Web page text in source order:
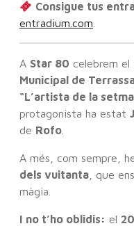
Consigue tus
entradium.com
A Star 80 celebrem el
Municipal de
“L’artista de la
protagonista ha estat
de Rofo
A més, com sempre,
dels vuitanta , que
màgia.
I no t’ho oblidis: el